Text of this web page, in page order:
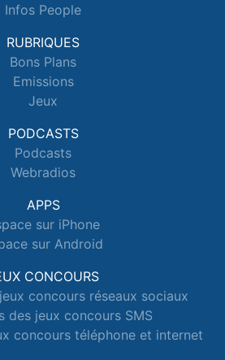
Infos People
RUBRIQUES
Bons Plans
Emissions
Jeux
PODCASTS
Podcasts
Webradios
APPS
sur iPhone
sur Android
CONCOURS
concours réseaux sociaux
des jeux concours SMS
concours téléphone et internet